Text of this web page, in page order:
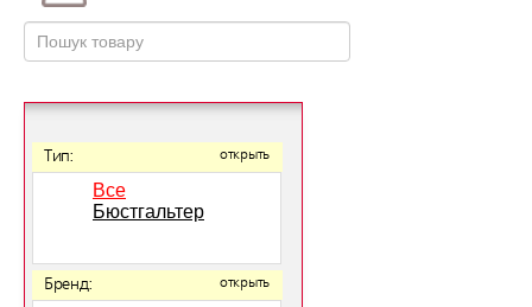
Тип: открыть
Все
Бюстгальтер
Бренд: открыть